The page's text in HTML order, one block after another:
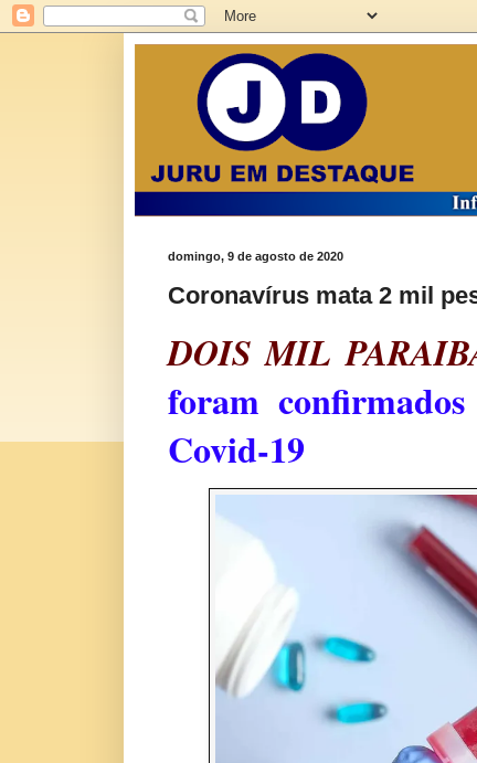
domingo, 9 de agosto de 2020
Coronavírus mata 2 mil
DOIS MIL
foram
Covid-19